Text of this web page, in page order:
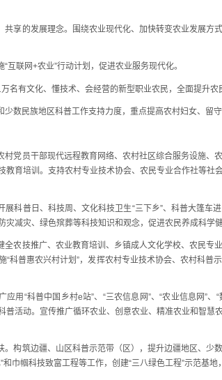
的发展理念。围绕农业现代化、加快转变农业发展方
联网+农业”行动计划，促进农业服务现代化。
有文化、懂技术、会经营的新型职业农民，全面提升农
民族地区科普工作支持力度，重点提高农村妇女、留守
员干部现代远程教育网络、农村社区综合服务设施、
教育培训。支持农村专业技术协会、农民专业合作社等
普日、科技周、文化科技卫生“三下乡”、科普大篷车
灾减灾、绿色殡葬等科技知识和观念，促进农民养成科学
技推广、农业教育培训、乡镇成人文化学校、农民专
“科普惠农兴村计划”，发挥农村专业技术协会、农村科
“科普中国乡村e站”、“三农信息网”、“农业信息网”、
普活动。宣传推广循环农业、创意农业、精准农业和智慧
筑边疆、山区科普示范带（区），提升边疆地区、少
巾帼科技致富工程等工作，创建“三八绿色工程”示范基